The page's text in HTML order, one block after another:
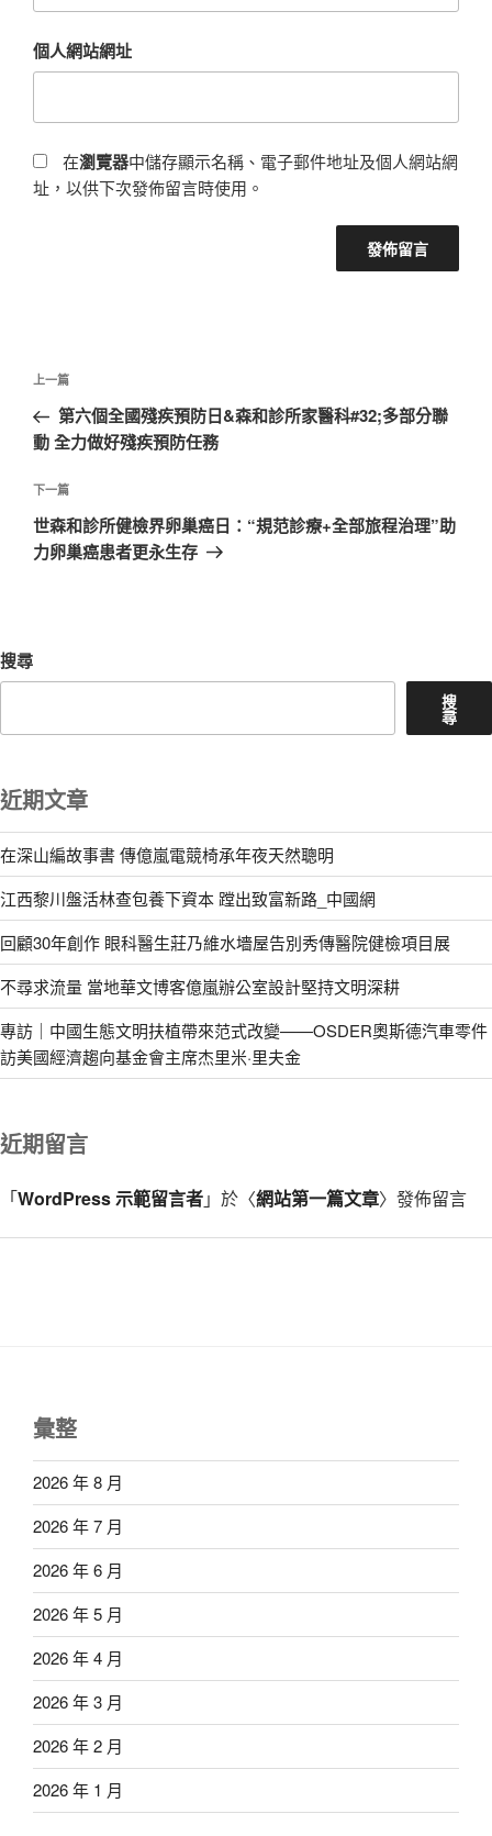
個人網站網址
在瀏覽器中儲存顯示名稱、電子郵件地址及個人網站網
址，以供下次發佈留言時使用。
文
導
覽
上
一
篇
章
上一篇
第六個全國殘疾預防日&森和診所家醫科#32;多部分聯
動 全力做好殘疾預防任務
下
一
篇
下一篇
世森和診所健檢界卵巢癌日：“規范診療+全部旅程治理”助
力卵巢癌患者更永生存
搜尋
搜
尋
近期文章
在深山編故事書 傳億嵐電競椅承年夜天然聰明
江西黎川盤活林查包養下資本 蹚出致富新路_中國網
回顧30年創作 眼科醫生莊乃維水墻屋告別秀傳醫院健檢項目展
不尋求流量 當地華文博客億嵐辦公室設計堅持文明深耕
專訪｜中國生態文明扶植帶來范式改變——OSDER奧斯德汽車零件
訪美國經濟趨向基金會主席杰里米·里夫金
近期留言
「WordPress 示範留言者」於〈網站第一篇文章〉發佈留言
彙整
2026 年 8 月
2026 年 7 月
2026 年 6 月
2026 年 5 月
2026 年 4 月
2026 年 3 月
2026 年 2 月
2026 年 1 月